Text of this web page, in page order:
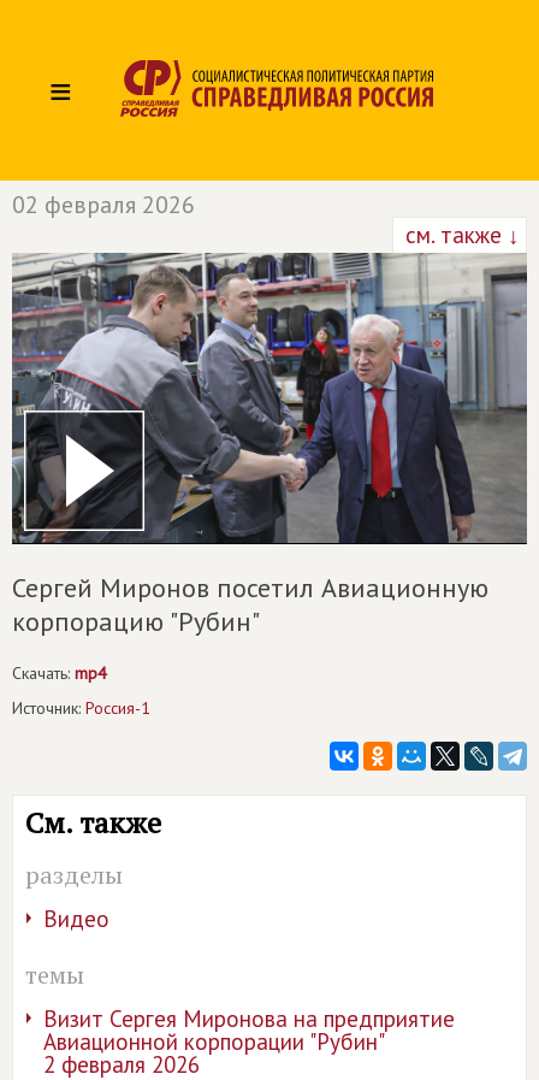
≡
02 февраля 2026
см. также ↓
Сергей Миронов посетил Авиационную
корпорацию "Рубин"
Скачать: mp4
Источник: Россия-1
См. также
разделы
Видео
темы
Визит Сергея Миронова на предприятие
Авиационной корпорации "Рубин"
2 февраля 2026